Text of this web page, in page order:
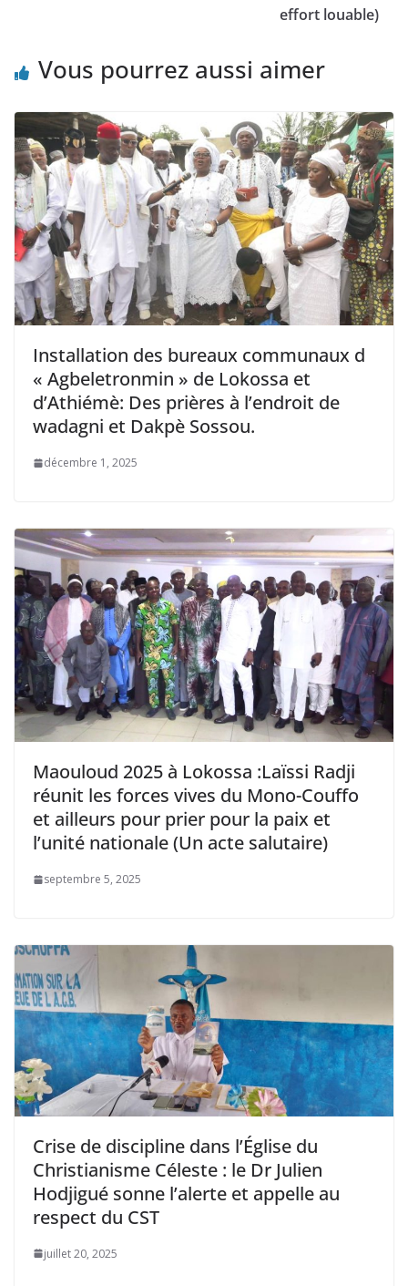
effort louable)
Vous pourrez aussi aimer
Installation des bureaux communaux d
« Agbeletronmin » de Lokossa et
d’Athiémè: Des prières à l’endroit de
wadagni et Dakpè Sossou.
décembre 1, 2025
Maouloud 2025 à Lokossa :Laïssi Radji
réunit les forces vives du Mono-Couffo
et ailleurs pour prier pour la paix et
l’unité nationale (Un acte salutaire)
septembre 5, 2025
Crise de discipline dans l’Église du
Christianisme Céleste : le Dr Julien
Hodjigué sonne l’alerte et appelle au
respect du CST
juillet 20, 2025